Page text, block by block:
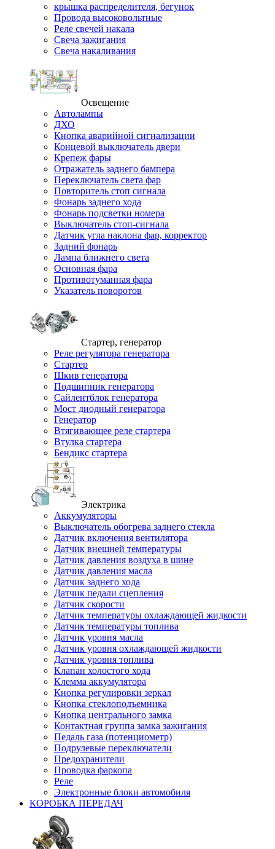
крышка распределителя, бегунок
Провода высоковольтные
Реле свечей накала
Свеча зажигания
Свеча накаливания
Освещение
Автолампы
ДХО
Кнопка аварийной сигнализации
Концевой выключатель двери
Крепеж фары
Отражатель заднего бампера
Переключатель света фар
Повторитель стоп сигнала
Фонарь заднего хода
Фонарь подсветки номера
Выключатель стоп-сигнала
Датчик угла наклона фар, корректор
Задний фонарь
Лампа ближнего света
Основная фара
Противотуманная фара
Указатель поворотов
Стартер, генератор
Реле регулятора генератора
Стартер
Шкив генератора
Подшипник генератора
Сайлентблок генератора
Мост диодный генератора
Генератор
Втягивающее реле стартера
Втулка стартера
Бендикс стартера
Электрика
Аккумуляторы
Выключатель обогрева заднего стекла
Датчик включения вентилятора
Датчик внешней температуры
Датчик давления воздуха в шине
Датчик давления масла
Датчик заднего хода
Датчик педали сцепления
Датчик скорости
Датчик температуры охлаждающей жидкости
Датчик температуры топлива
Датчик уровня масла
Датчик уровня охлаждающей жидкости
Датчик уровня топлива
Клапан холостого хода
Клемма аккумулятора
Кнопка регулировки зеркал
Кнопка стеклоподъемника
Кнопка центрального замка
Контактная группа замка зажигания
Педаль газа (потенциометр)
Подрулевые переключатели
Предохранители
Проводка фаркопа
Реле
Электронные блоки автомобиля
КОРОБКА ПЕРЕДАЧ